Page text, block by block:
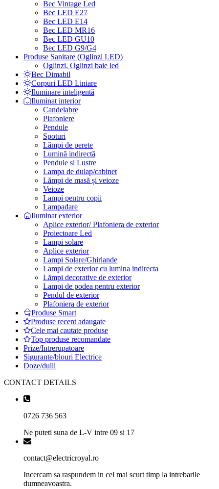
Bec Vintage Led
Bec LED E27
Bec LED E14
Bec LED MR16
Bec LED GU10
Bec LED G9/G4
Produse Sanitare (Oglinzi LED)
Oglinzi, Oglinzi baie led
Bec Dimabil
Corpuri LED Liniare
Iluminare inteligentă
Iluminat interior
Candelabre
Plafoniere
Pendule
Spoturi
Lămpi de perete
Lumină indirectă
Pendule si Lustre
Lampa de dulap/cabinet
Lămpi de masă și veioze
Veioze
Lampi pentru copii
Lampadare
Iluminat exterior
Aplice exterior/ Plafoniera de exterior
Proiectoare Led
Lampi solare
Aplice exterior
Lampi Solare/Ghirlande
Lampi de exterior cu lumina indirecta
Lămpi decorative de exterior
Lampi de podea pentru exterior
Pendul de exterior
Plafoniera de exterior
Produse Smart
Produse recent adaugate
Cele mai cautate produse
Top produse recomandate
Prize/Intrerupatoare
Sigurante/blouri Electrice
Doze/dulii
CONTACT DETAILS
0726 736 563
Ne puteti suna de L-V intre 09 si 17
contact@electricroyal.ro
Incercam sa raspundem in cel mai scurt timp la intrebarile
dumneavoastra.